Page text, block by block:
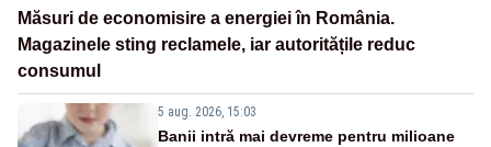
Măsuri de economisire a energiei în România.
Magazinele sting reclamele, iar autoritățile reduc
consumul
5 aug. 2026, 15:03
Banii intră mai devreme pentru milioane